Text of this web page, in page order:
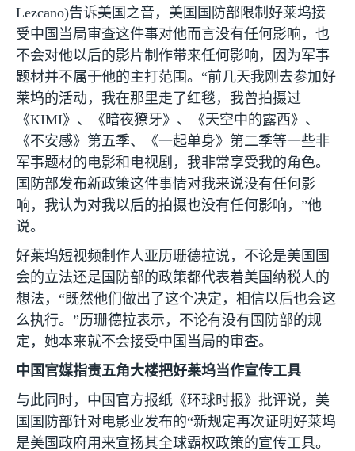
Lezcano)告诉美国之音，美国国防部限制好莱坞接
受中国当局审查这件事对他而言没有任何影响，也
不会对他以后的影片制作带来任何影响，因为军事
题材并不属于他的主打范围。“前几天我刚去参加好
莱坞的活动，我在那里走了红毯，我曾拍摄过
《KIMI》、《暗夜獠牙》、《天空中的露西》、
《不安感》第五季、《一起单身》第二季等一些非
军事题材的电影和电视剧，我非常享受我的角色。
国防部发布新政策这件事情对我来说没有任何影
响，我认为对我以后的拍摄也没有任何影响，”他
说。
好莱坞短视频制作人亚历珊德拉说，不论是美国国
会的立法还是国防部的政策都代表着美国纳税人的
想法，“既然他们做出了这个决定，相信以后也会这
么执行。”历珊德拉表示，不论有没有国防部的规
定，她本来就不会接受中国当局的审查。
中国官媒指责五角大楼把好莱坞当作宣传工具
与此同时，中国官方报纸《环球时报》批评说，美
国国防部针对电影业发布的“新规定再次证明好莱坞
是美国政府用来宣扬其全球霸权政策的宣传工具。